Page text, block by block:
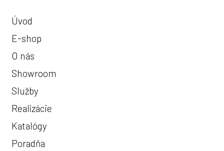
Úvod
E-shop
O nás
Showroom
Služby
Realizácie
Katalógy
Poradňa